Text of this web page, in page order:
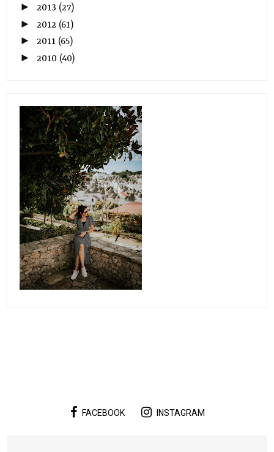
►2013 (27)
► 2012 (61)
►2011 (65)
► 2010 (40)
FACEBOOK INSTAGRAM